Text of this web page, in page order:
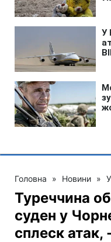
Головна » Новини »
Туреччина
суден у
сплеск атак,